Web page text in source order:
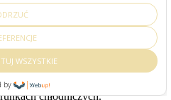
WSZYSTKIE
by
od daty zapakowania
chłodnicze 2-7 °C
w lekko osolonej wodzie 3-4
chłodniczych.